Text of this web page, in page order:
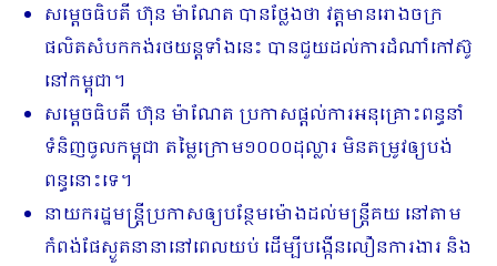
សម្តេចធិបតី ហ៊ុន ម៉ាណែត បានថ្លែងថា វត្តមានរោងចក្រ
ផលិតសំបកកង់រថយន្តទាំងនេះ បានជួយដល់ការដំណាំកៅស៊ូ
នៅកម្ពុជា។
សម្តេចធិបតី ហ៊ុន ម៉ាណែត ប្រកាសផ្តល់ការអនុគ្រោះពន្ធនាំ
ទំនិញចូលកម្ពុជា តម្លៃក្រោម១០០០ដុល្លារ មិនតម្រូវឲ្យបង់
ពន្ធនោះទេ។
នាយករដ្ឋមន្រ្តីប្រកាសឲ្យបន្ថែមម៉ោងដល់មន្រ្តីគយ នៅតាម
កំពង់ផែស្ងួតនានានៅពេលយប់ ដើម្បីបង្កើនលឿនការងារ និង